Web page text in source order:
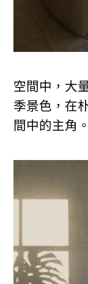
空間中，大
季景色，在
間中的主角。